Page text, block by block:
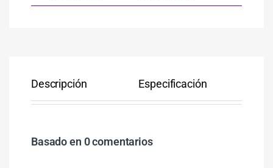
Descripción Especificación
Basado en 0 comentarios